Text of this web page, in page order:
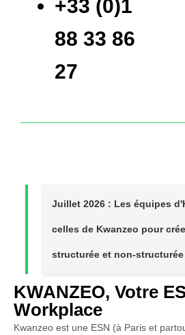
+33 (0)1
88 33 86
27
Juillet 2026 : Les équipes
celles de Kwanzeo pour
structurée et non-structurée
KWANZEO, Votre
Workplace
Kwanzeo est une ESN (à Paris et